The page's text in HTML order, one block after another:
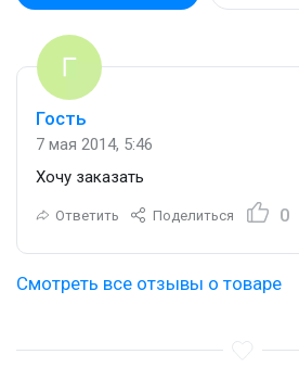
Гость
7 мая 2014, 5:46
Хочу заказать
Ответить Поделиться 0
Смотреть все отзывы о товаре